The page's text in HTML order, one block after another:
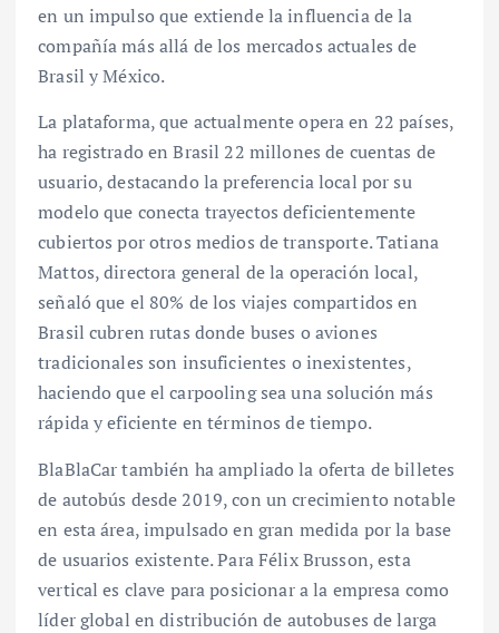
en un impulso que extiende la influencia de la
compañía más allá de los mercados actuales de
Brasil y México.
La plataforma, que actualmente opera en 22 países,
ha registrado en Brasil 22 millones de cuentas de
usuario, destacando la preferencia local por su
modelo que conecta trayectos deficientemente
cubiertos por otros medios de transporte. Tatiana
Mattos, directora general de la operación local,
señaló que el 80% de los viajes compartidos en
Brasil cubren rutas donde buses o aviones
tradicionales son insuficientes o inexistentes,
haciendo que el carpooling sea una solución más
rápida y eficiente en términos de tiempo.
BlaBlaCar también ha ampliado la oferta de billetes
de autobús desde 2019, con un crecimiento notable
en esta área, impulsado en gran medida por la base
de usuarios existente. Para Félix Brusson, esta
vertical es clave para posicionar a la empresa como
líder global en distribución de autobuses de larga